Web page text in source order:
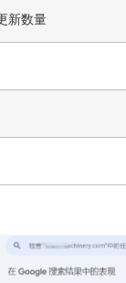
新数量